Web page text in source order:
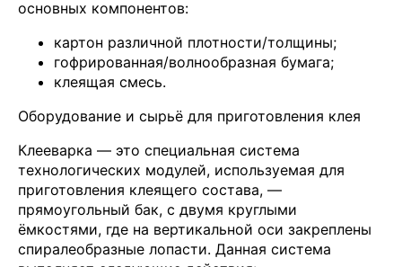
основных компонентов:
картон различной плотности/толщины;
гофрированная/волнообразная бумага;
клеящая смесь.
Оборудование и сырьё для приготовления клея
Клееварка — это специальная система
технологических модулей, используемая для
приготовления клеящего состава, —
прямоугольный бак, с двумя круглыми
ёмкостями, где на вертикальной оси закреплены
спиралеобразные лопасти. Данная система